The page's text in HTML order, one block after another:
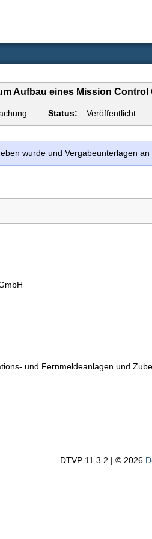
Aufbau eines Mission Control
Status: Veröffentlicht
wurde und Vergabeunterlagen
und Fernmeldeanlagen und
DTVP 11.3.2 | © 2026